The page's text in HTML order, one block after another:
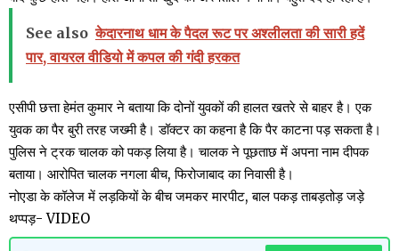
See also केदारनाथ धाम के पैदल रूट पर अश्लीलता की सारी हदें
पार, वायरल वीडियो में कपल की गंदी हरकत
एसीपी छत्ता हेमंत कुमार ने बताया कि दोनों युवकों की हालत खतरे से बाहर है। एक
युवक का पैर बुरी तरह जख्मी है। डॉक्टर का कहना है कि पैर काटना पड़ सकता है।
पुलिस ने ट्रक चालक को पकड़ लिया है। चालक ने पूछताछ में अपना नाम दीपक
बताया। आरोपित चालक नगला बीच, फिरोजाबाद का निवासी है।
नोएडा के कॉलेज में लड़कियों के बीच जमकर मारपीट, बाल पकड़ ताबड़तोड़ जड़े
थप्पड़- VIDEO